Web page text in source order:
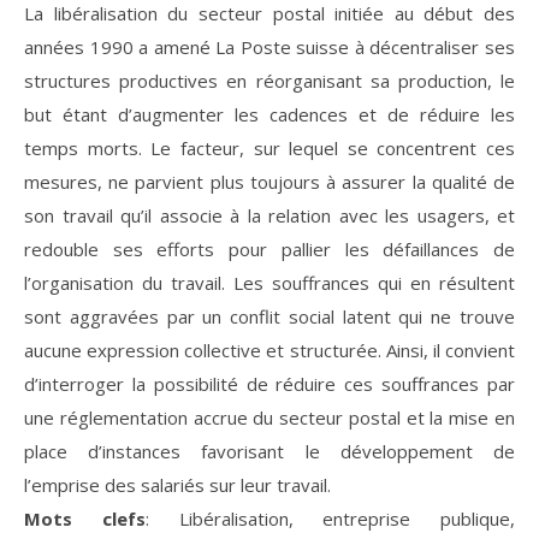
La libéralisation du secteur postal initiée au début des
années 1990 a amené La Poste suisse à décentraliser ses
structures productives en réorganisant sa production, le
but étant d’augmenter les cadences et de réduire les
temps morts. Le facteur, sur lequel se concentrent ces
mesures, ne parvient plus toujours à assurer la qualité de
son travail qu’il associe à la relation avec les usagers, et
redouble ses efforts pour pallier les défaillances de
l’organisation du travail. Les souffrances qui en résultent
sont aggravées par un conflit social latent qui ne trouve
aucune expression collective et structurée. Ainsi, il convient
d’interroger la possibilité de réduire ces souffrances par
une réglementation accrue du secteur postal et la mise en
place d’instances favorisant le développement de
l’emprise des salariés sur leur travail.
Mots clefs: Libéralisation, entreprise publique,